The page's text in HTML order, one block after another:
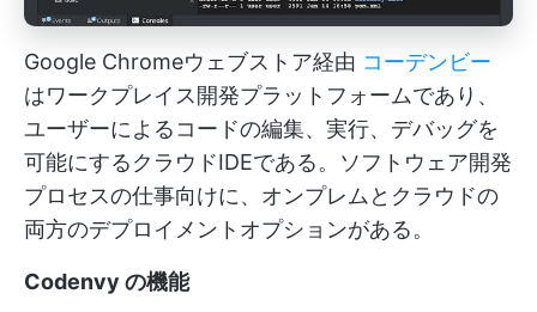
Google Chromeウェブストア経由 コーデンビー
はワークプレイス開発プラットフォームであり、
ユーザーによるコードの編集、実行、デバッグを
可能にするクラウドIDEである。ソフトウェア開発
プロセスの仕事向けに、オンプレムとクラウドの
両方のデプロイメントオプションがある。
Codenvy の機能